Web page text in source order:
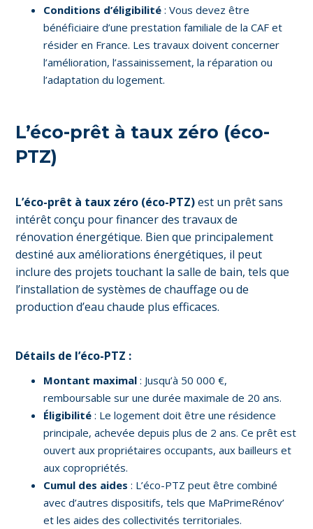
Conditions d’éligibilité : Vous devez être
bénéficiaire d’une prestation familiale de la CAF et
résider en France. Les travaux doivent concerner
l’amélioration, l’assainissement, la réparation ou
l’adaptation du logement.
L’éco-prêt à taux zéro (éco-
PTZ)
L’éco-prêt à taux zéro (éco-PTZ)est un prêt sans
intérêt conçu pour financer des travaux de
rénovation énergétique. Bien que principalement
destiné aux améliorations énergétiques, il peut
inclure des projets touchant la salle de bain, tels que
l’installation de systèmes de chauffage ou de
production d’eau chaude plus efficaces.
Détails de l’éco-PTZ :
Montant maximal : Jusqu’à 50 000 €,
remboursable sur une durée maximale de 20 ans.
Éligibilité : Le logement doit être une résidence
principale, achevée depuis plus de 2 ans. Ce prêt est
ouvert aux propriétaires occupants, aux bailleurs et
aux copropriétés.
Cumul des aides : L’éco-PTZ peut être combiné
avec d’autres dispositifs, tels que MaPrimeRénov’
et les aides des collectivités territoriales.